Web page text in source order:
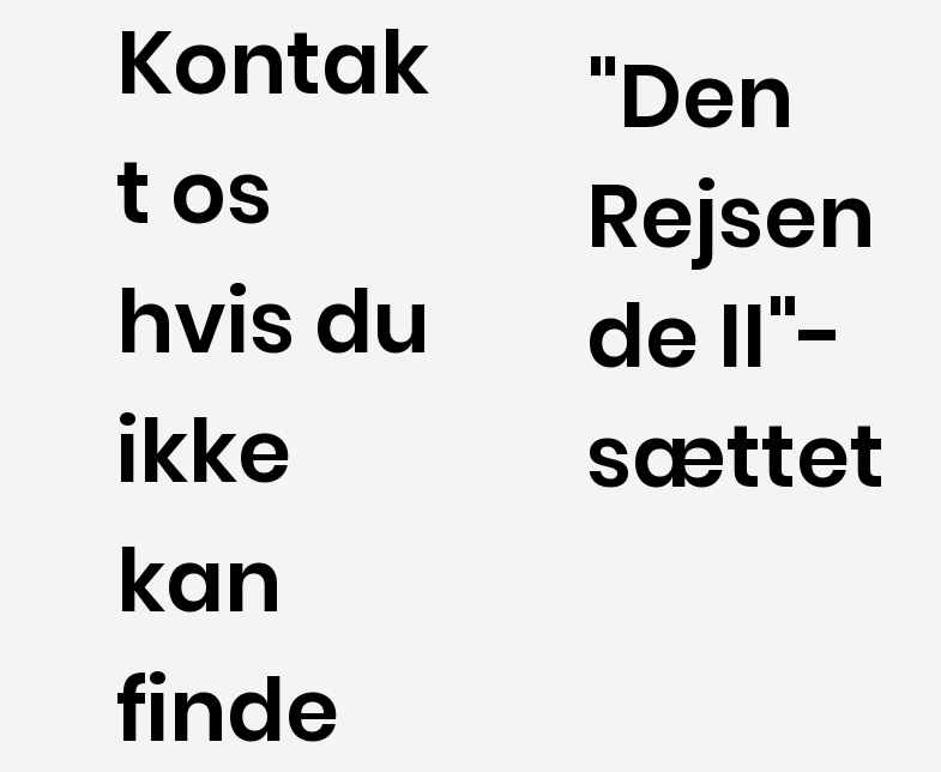
Kontak
t os
hvis du
ikke
kan
finde
"Den
Rejsen
de II"-
sættet